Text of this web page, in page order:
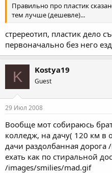
Правильно про пластик
тем лучше (дешевле)...
стререотип, пластик дело
первоначально без него
K Kostya19
Guest
29 Июл 2008
Вообще мот собираюсь
колледж, на дачу( 120 км в
дачи раздолбанная
ехать как по стиральной
/images/smilies/mad.gif